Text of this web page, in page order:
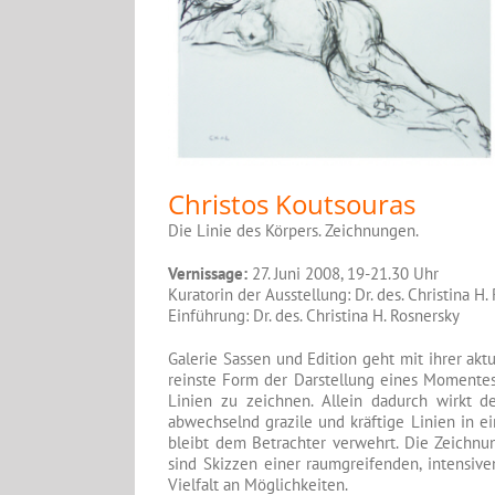
Christos Koutsouras
Die Linie des Körpers. Zeichnungen.
Vernissage: 27. Juni 2008, 19-21.30 Uhr
Kuratorin der Ausstellung: Dr. des. Christina H.
Einführung: Dr. des. Christina H. Rosnersky
Galerie Sassen und Edition geht mit ihrer
reinste Form der Darstellung eines
Linien zu zeichnen. Allein dadurch wirkt
abwechselnd grazile und kräftige Linien in
bleibt dem Betrachter verwehrt. Die
sind Skizzen einer raumgreifenden,
Vielfalt an Möglichkeiten.